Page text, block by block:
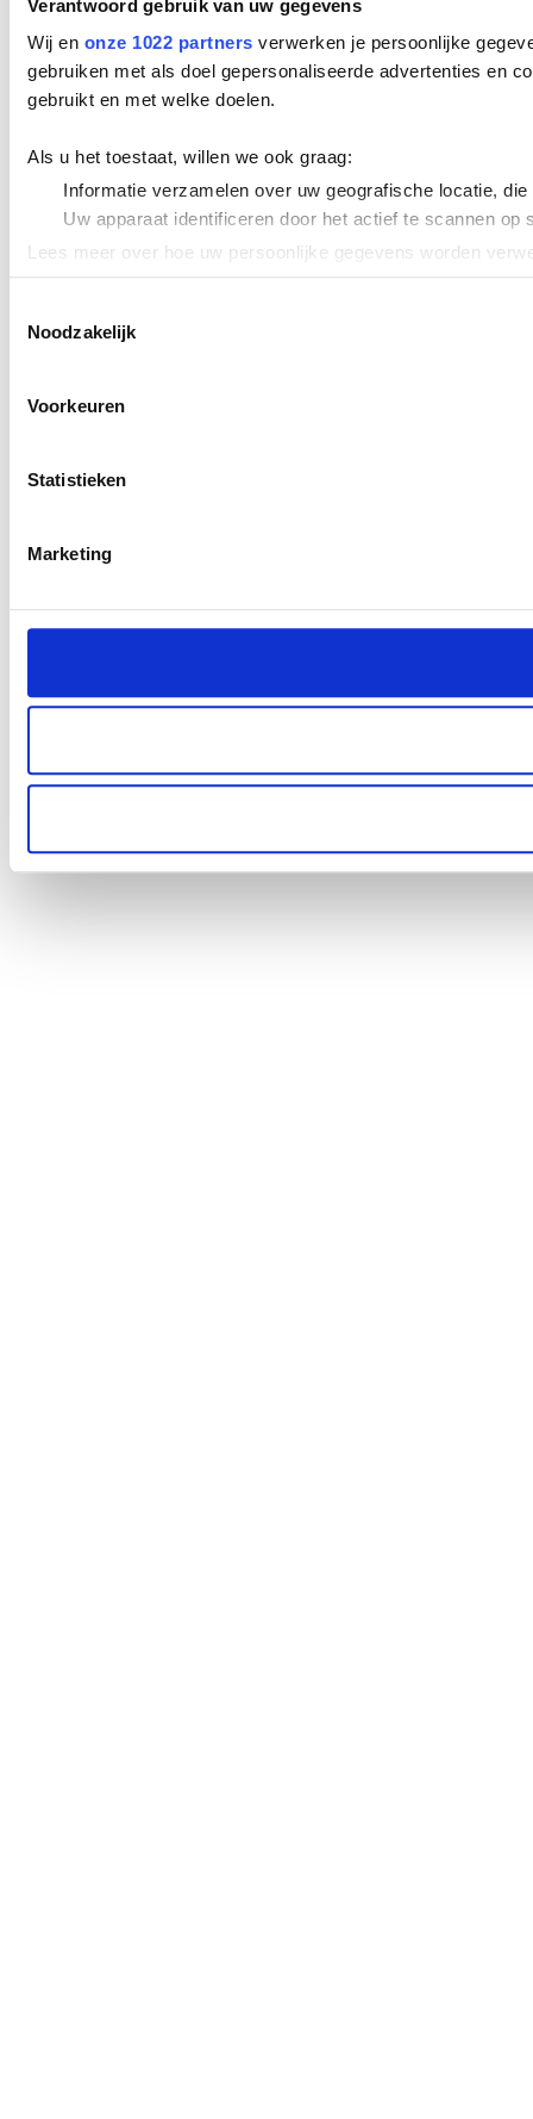
Verantwoord gebruik van uw gegevens
Wij en onze 1022 partners verwerken je persoonlijke
gebruiken met als doel gepersonaliseerde advertenties en
gebruikt en met welke doelen.
Als u het toestaat, willen we ook graag:
Informatie verzamelen over uw geografische locatie,
Uw apparaat identificeren door het actief te scannen op
Lees meer over hoe uw persoonlijke gegevens worden
We gebruiken cookies om content en advertenties te
verstrekt of die ze hebben verzameld op basis van uw
Noodzakelijk
Voorkeuren
Statistieken
Marketing